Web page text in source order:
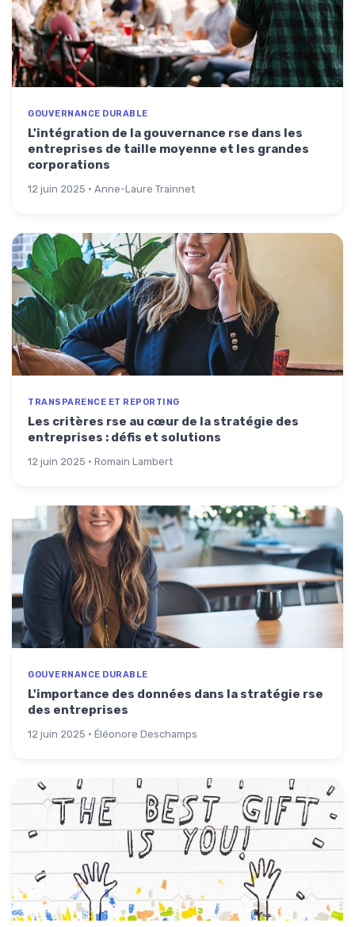
GOUVERNANCE DURABLE
L'intégration de la gouvernance rse dans les
entreprises de taille moyenne et les grandes
corporations
12 juin 2025 · Anne-Laure Trainnet
TRANSPARENCE ET REPORTING
Les critères rse au cœur de la stratégie des
entreprises : défis et solutions
12 juin 2025 · Romain Lambert
GOUVERNANCE DURABLE
L'importance des données dans la stratégie rse
des entreprises
12 juin 2025 · Éléonore Deschamps